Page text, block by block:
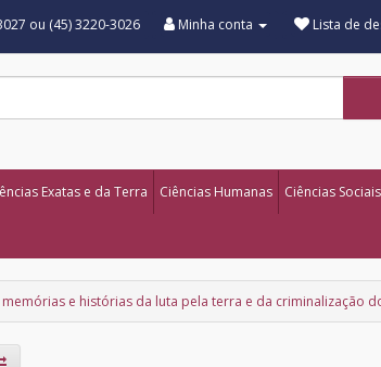
ou (45) 3220-3026 Minha conta Lista de
Exatas e da Terra Ciências Humanas Ciências
e histórias da luta pela terra e da